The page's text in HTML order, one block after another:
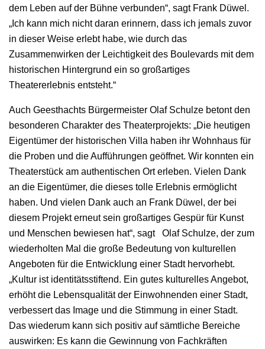
dem Leben auf der Bühne verbunden“, sagt Frank Düwel.
„Ich kann mich nicht daran erinnern, dass ich jemals zuvor
in dieser Weise erlebt habe, wie durch das
Zusammenwirken der Leichtigkeit des Boulevards mit dem
historischen Hintergrund ein so großartiges
Theatererlebnis entsteht.“
Auch Geesthachts Bürgermeister Olaf Schulze betont den
besonderen Charakter des Theaterprojekts: „Die heutigen
Eigentümer der historischen Villa haben ihr Wohnhaus für
die Proben und die Aufführungen geöffnet. Wir konnten ein
Theaterstück am authentischen Ort erleben. Vielen Dank
an die Eigentümer, die dieses tolle Erlebnis ermöglicht
haben. Und vielen Dank auch an Frank Düwel, der bei
diesem Projekt erneut sein großartiges Gespür für Kunst
und Menschen bewiesen hat“, sagt Olaf Schulze, der zum
wiederholten Mal die große Bedeutung von kulturellen
Angeboten für die Entwicklung einer Stadt hervorhebt.
„Kultur ist identitätsstiftend. Ein gutes kulturelles Angebot,
erhöht die Lebensqualität der Einwohnenden einer Stadt,
verbessert das Image und die Stimmung in einer Stadt.
Das wiederum kann sich positiv auf sämtliche Bereiche
auswirken: Es kann die Gewinnung von Fachkräften